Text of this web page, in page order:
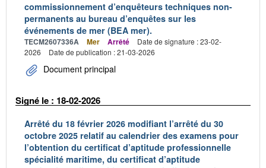
commissionnement d’enquêteurs techniques non-
permanents au bureau d’enquêtes sur les
événements de mer (BEA mer).
TECM2607336A Mer Arrêté
Date de signature : 23-02-
2026
Date de publication : 21-03-2026
Document principal
Signé le : 18-02-2026
Arrêté du 18 février 2026 modifiant l’arrêté du 30
octobre 2025 relatif au calendrier des examens pour
l’obtention du certificat d’aptitude professionnelle
spécialité maritime, du certificat d’aptitude